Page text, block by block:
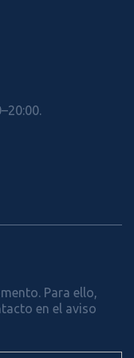
Para ello,
en el aviso